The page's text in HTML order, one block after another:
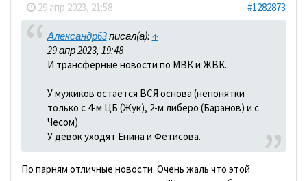
- 29 апр 2023, 21:58 #1282873
Александр63писал(а): ↑
29 апр 2023, 19:48
И трансферные новости по МВК и ЖВК.
У мужиков остается ВСЯ основа (непонятки
только с 4-м ЦБ (Жук), 2-м либеро (Баранов) и с
Чесом)
У девок уходят Енина и Фетисова.
По парням отличные новости. Очень жаль что этой